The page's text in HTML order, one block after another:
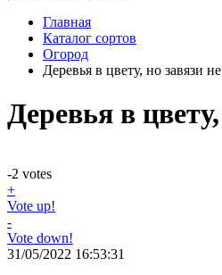
Главная
Каталог сортов
Огород
Деревья в цвету, но завязи
Деревья в
-2 votes
+
Vote up!
-
Vote down!
31/05/2022 16:53:31